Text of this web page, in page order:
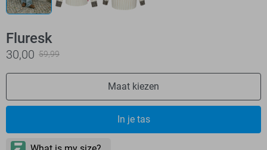
Fluresk
30,00 59,99
Maat kiezen
In je tas